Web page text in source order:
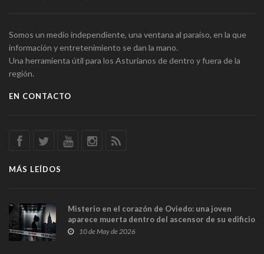
Somos un medio independiente, una ventana al paraíso, en la que
información y entretenimiento se dan la mano.
Una herramienta útil para los Asturianos de dentro y fuera de la
región.
EN CONTACTO
MÁS LEÍDOS
Misterio en el corazón de Oviedo: una joven
aparece muerta dentro del ascensor de su edificio
y las cámaras captan sus últimos minutos
10 de May de 2026